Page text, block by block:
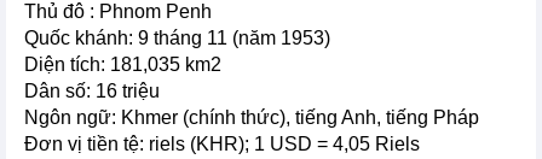
Thủ đô : Phnom Penh
Quốc khánh: 9 tháng 11 (năm 1953)
Diện tích: 181,035 km2
Dân số: 16 triệu
Ngôn ngữ: Khmer (chính thức), tiếng Anh, tiếng Pháp
Đơn vị tiền tệ: riels (KHR); 1 USD = 4,05 Riels